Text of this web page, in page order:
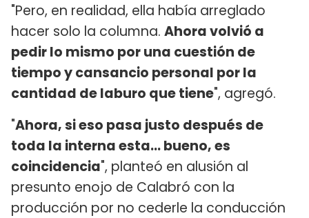
"Pero, en realidad, ella había arreglado
hacer solo la columna. Ahora volvió a
pedir lo mismo por una cuestión de
tiempo y cansancio personal por la
cantidad de laburo que tiene", agregó.
"Ahora, si eso pasa justo después de
toda la interna esta... bueno, es
coincidencia", planteó en alusión al
presunto enojo de Calabró con la
producción por no cederle la conducción